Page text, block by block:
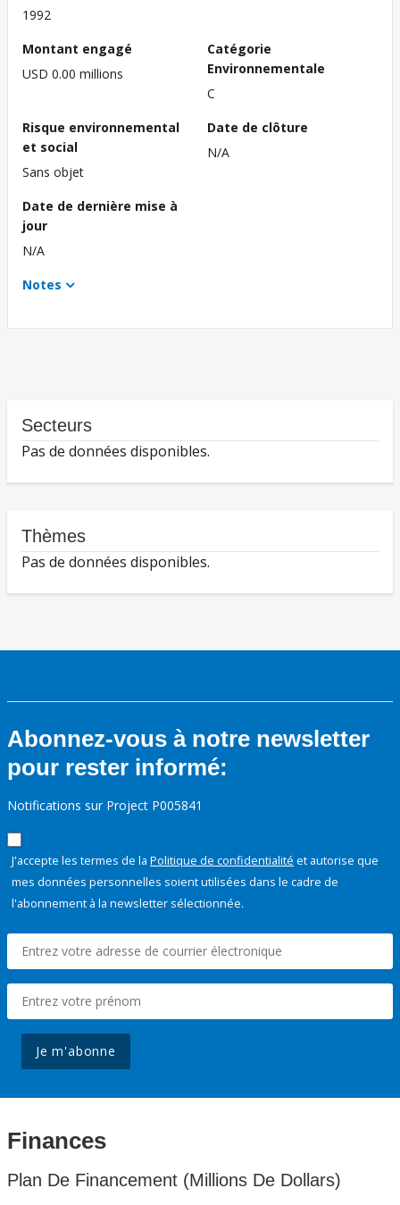
1992
Montant engagé
USD 0.00 millions
Catégorie
Environnementale
C
Risque environnemental
et social
Sans objet
Date de clôture
N/A
Date de dernière mise à
jour
N/A
Notes
Secteurs
Pas de données disponibles.
Thèmes
Pas de données disponibles.
Abonnez-vous à notre newsletter
pour rester informé:
Notifications sur Project P005841
J'accepte les termes de la Politique de confidentialité et autorise que
mes données personnelles soient utilisées dans le cadre de
l'abonnement à la newsletter sélectionnée.
Je m'abonne
Finances
Plan De Financement (Millions De Dollars)